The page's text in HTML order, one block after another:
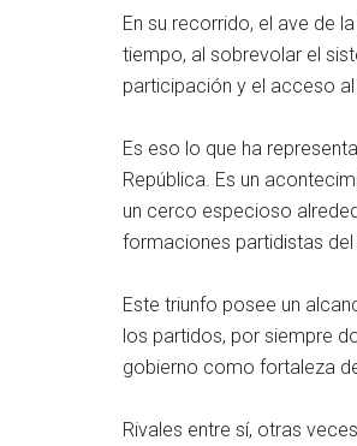
En su recorrido, el ave de
tiempo, al sobrevolar el
participación y el acceso
Es eso lo que ha
República. Es un
un cerco especioso
formaciones partidistas
Este triunfo posee un
los partidos, por siempre
gobierno como fortaleza
Rivales entre sí, otras